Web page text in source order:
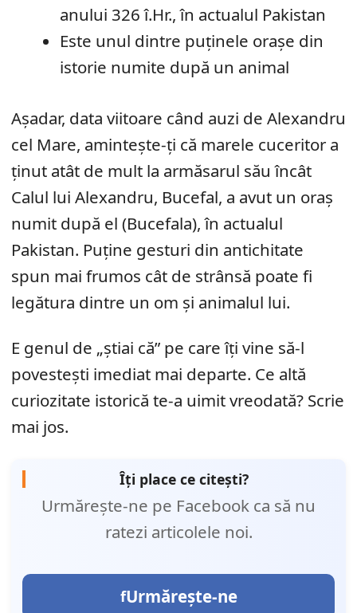
anului 326 î.Hr., în actualul Pakistan
Este unul dintre puținele orașe din
istorie numite după un animal
Așadar, data viitoare când auzi de Alexandru
cel Mare, amintește-ți că marele cuceritor a
ținut atât de mult la armăsarul său încât
Calul lui Alexandru, Bucefal, a avut un oraș
numit după el (Bucefala), în actualul
Pakistan. Puține gesturi din antichitate
spun mai frumos cât de strânsă poate fi
legătura dintre un om și animalul lui.
E genul de „știai că” pe care îți vine să-l
povestești imediat mai departe. Ce altă
curiozitate istorică te-a uimit vreodată? Scrie
mai jos.
Îți place ce citești?
Urmărește-ne pe Facebook ca să nu
ratezi articolele noi.
Urmărește-ne